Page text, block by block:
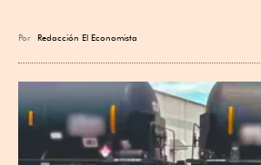
Por Redacción El Economista